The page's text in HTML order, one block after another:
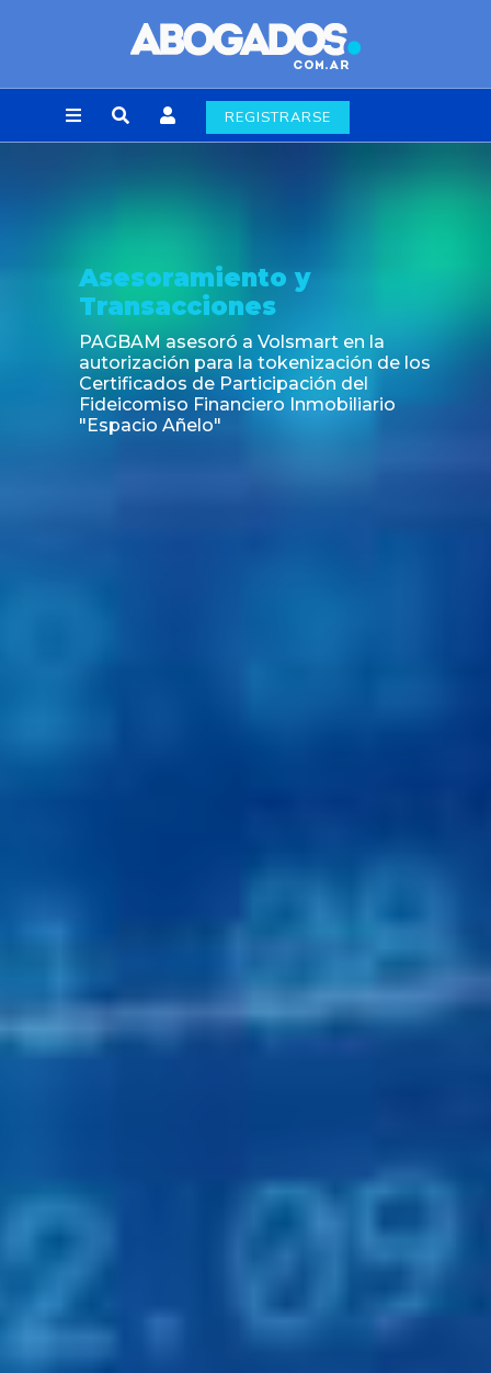
REGISTRARSE
Asesoramiento y
Transacciones
PAGBAM asesoró a Volsmart en la
autorización para la tokenización de los
Certificados de Participación del
Fideicomiso Financiero Inmobiliario
"Espacio Añelo"